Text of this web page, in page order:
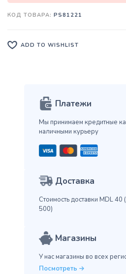
КОД ТОВАРА: PS81221
ADD TO WISHLIST
Платежи
Мы принимаем кредитные
наличными курьеру
Доставка
Стоимость доставки MDL 40
500)
Магазины
У нас магазины во всех
Посмотреть